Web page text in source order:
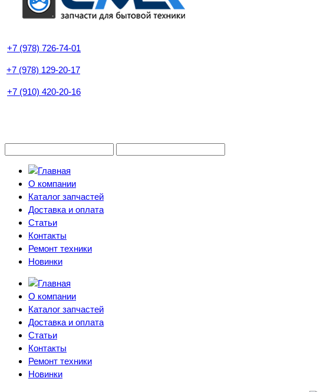
+7 (978) 726-74-01
+7 (978) 129-20-17
+7 (910) 420-20-16
О компании
Каталог запчастей
Доставка и оплата
Статьи
Контакты
Ремонт техники
Новинки
О компании
Каталог запчастей
Доставка и оплата
Статьи
Контакты
Ремонт техники
Новинки